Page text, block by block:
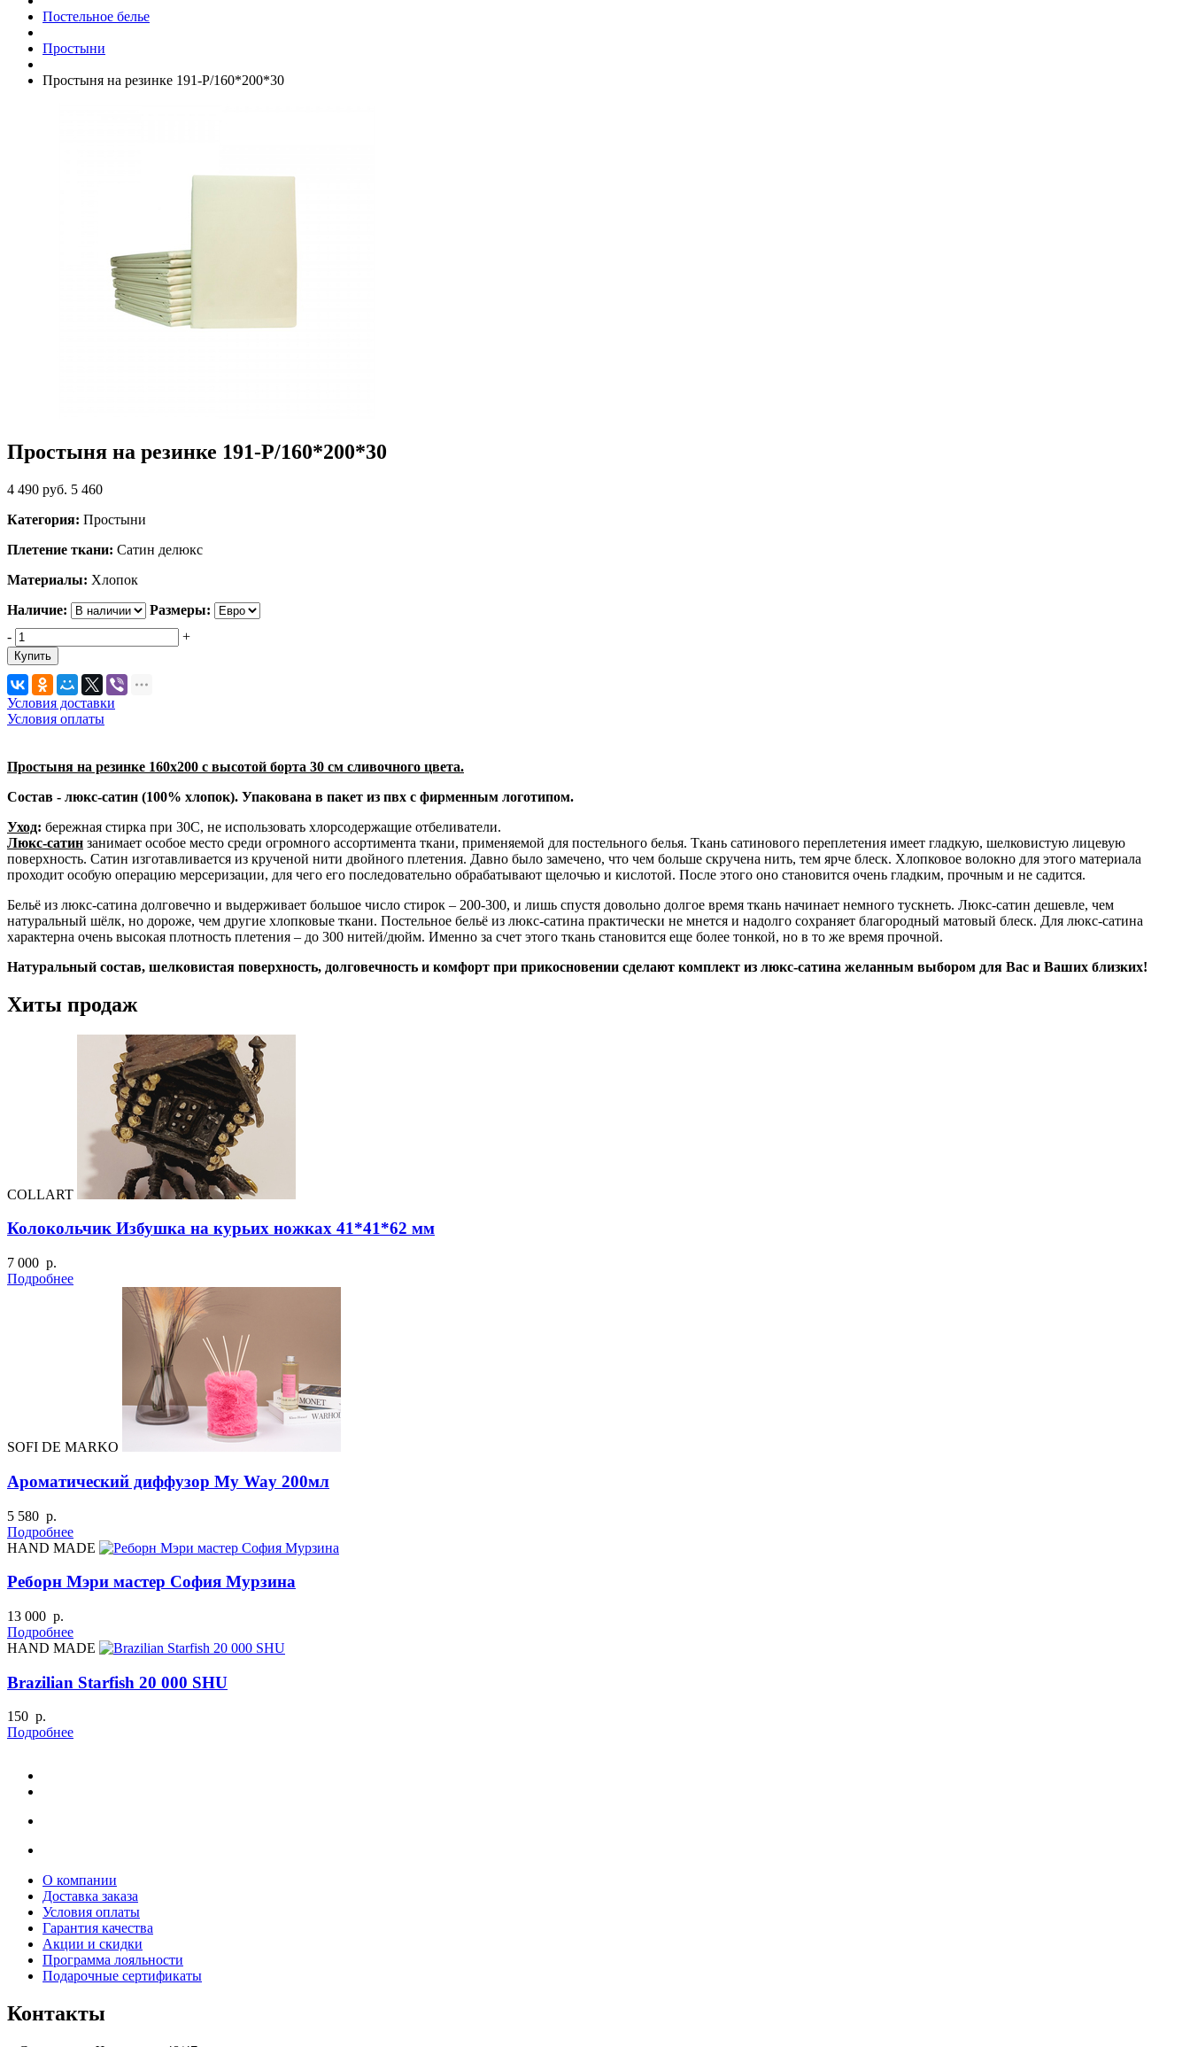
Постельное белье
Простыни
Простыня на резинке 191-P/160*200*30
Простыня на резинке 191-P/160*200*30
4 490 руб. 5 460
Категория: Простыни
Плетение ткани: Сатин делюкс
Материалы: Хлопок
Наличие:
Размеры:
-
+
Купить
Условия доставки
Условия оплаты
Простыня на резинке 160х200 с высотой борта 30 см сливочного цвета.
Состав - люкс-сатин (100% хлопок). Упакована в пакет из пвх с фирменным логотипом.
Уход: бережная стирка при 30С, не использовать хлорсодержащие отбеливатели.
Люкс-сатин занимает особое место среди огромного ассортимента ткани, применяемой для постельного белья. Ткань сатинового переплетения имеет гладкую, шелковистую лицевую
поверхность. Сатин изготавливается из крученой нити двойного плетения. Давно было замечено, что чем больше скручена нить, тем ярче блеск. Хлопковое волокно для этого материала
проходит особую операцию мерсеризации, для чего его последовательно обрабатывают щелочью и кислотой. После этого оно становится очень гладким, прочным и не садится.
Бельё из люкс-сатина долговечно и выдерживает большое число стирок – 200-300, и лишь спустя довольно долгое время ткань начинает немного тускнеть. Люкс-сатин дешевле, чем
натуральный шёлк, но дороже, чем другие хлопковые ткани. Постельное бельё из люкс-сатина практически не мнется и надолго сохраняет благородный матовый блеск. Для люкс-сатина
характерна очень высокая плотность плетения – до 300 нитей/дюйм. Именно за счет этого ткань становится еще более тонкой, но в то же время прочной.
Натуральный состав, шелковистая поверхность, долговечность и комфорт при прикосновении сделают комплект из люкс-сатина желанным выбором для Вас и Ваших близких!
Хиты продаж
COLLART
Колокольчик Избушка на курьих ножках 41*41*62 мм
7 000 р.
Подробнее
SOFI DE MARKO
Ароматический диффузор My Way 200мл
5 580 р.
Подробнее
HAND MADE
Реборн Мэри мастер София Мурзина
13 000 р.
Подробнее
HAND MADE
Brazilian Starfish 20 000 SHU
150 р.
Подробнее
О компании
Доставка заказа
Условия оплаты
Гарантия качества
Акции и скидки
Программа лояльности
Подарочные сертификаты
Контакты